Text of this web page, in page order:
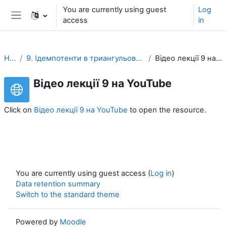
Skip to main content
Side panel
You are currently using guest
access
Log
in
НПК 9. Ідемпотенти в триангульованій категорії. Відео лекції 9 на YouTube
Відео лекції 9 на YouTube
Click on Відео лекції 9 на YouTube to open the resource.
You are currently using guest access (Log in)
Data retention summary
Switch to the standard theme
Powered by Moodle